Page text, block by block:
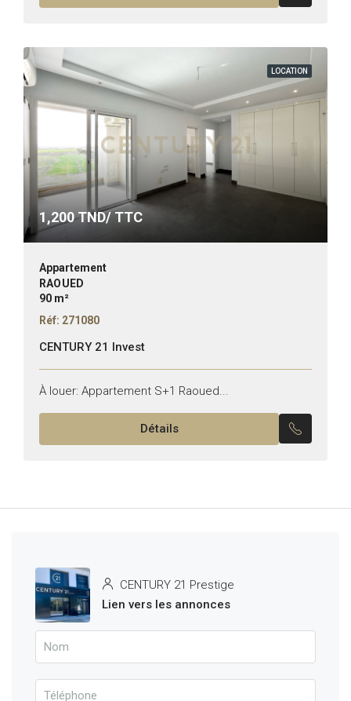
LOCATION
1,200TND/ TTC
Appartement
RAOUED
90 m²
Réf: 271080
CENTURY 21 Invest
À louer: Appartement S+1 Raoued...
Détails
CENTURY 21 Prestige
Lien vers les annonces